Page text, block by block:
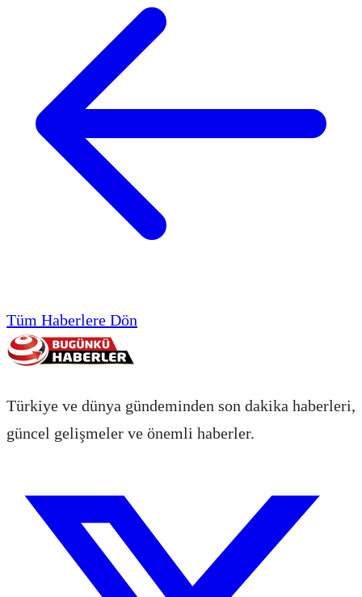
Tüm Haberlere Dön
Türkiye ve dünya gündeminden son dakika haberleri,
güncel gelişmeler ve önemli haberler.